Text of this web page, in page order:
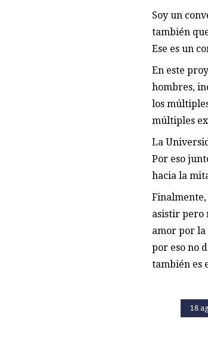
18
Soy un
también
Ese es un
En este
hombres,
los
múltiples
La
Por eso
hacia la
asistir pero
amor por la
por eso no
también es